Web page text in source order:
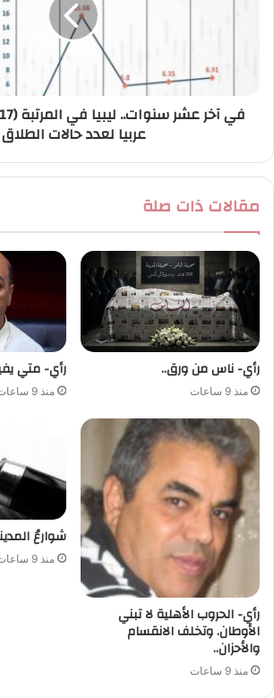
عربيا لعدد حالات الطلاق
مقالات ذات صلة
رأي- ناس من ورق..
منذ 9 ساعات
رأي- متي
منذ 9 ساعات
رأي- الحروب الأهلية لا تبني
الأوطان. وتخلف الانقسام
والأحزان..
منذ 9 ساعات
شوارعُ
منذ 9 ساعات